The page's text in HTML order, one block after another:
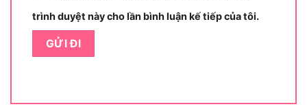
Ưu điểm vượt trội của búa gò SATA 92102
trình duyệt này cho lần bình luận kế tiếp của tôi.